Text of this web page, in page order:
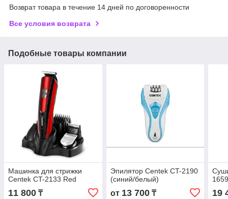
Возврат товара в течение 14 дней по договоренности
Все условия возврата
Подобные товары компании
Машинка для стрижки
Centek CT-2133 Red
11 800 ₸
Эпилятор Centek CT-2190
(синий/белый)
от 13 700₸ 19